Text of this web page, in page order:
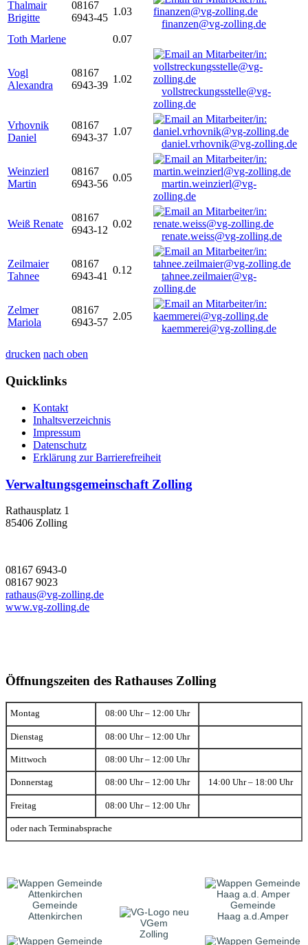
Thalmair
Brigitte
08167
6943-45
1.03
finanzen@vg-zolling.de
Toth Marlene
0.07
Vogl
Alexandra
08167
6943-39
1.02
vollstreckungsstelle@vg-
zolling.de
Vrhovnik
Daniel
08167
6943-37
1.07
daniel.vrhovnik@vg-zolling.de
Weinzierl
Martin
08167
6943-56
0.05
martin.weinzierl@vg-
zolling.de
Weiß Renate
08167
6943-12
0.02
renate.weiss@vg-zolling.de
Zeilmaier
Tahnee
08167
6943-41
0.12
tahnee.zeilmaier@vg-
zolling.de
Zelmer
Mariola
08167
6943-57
2.05
kaemmerei@vg-zolling.de
drucken nach oben
Quicklinks
Kontakt
Inhaltsverzeichnis
Impressum
Datenschutz
Erklärung zur Barrierefreiheit
Verwaltungsgemeinschaft Zolling
Rathausplatz 1
85406 Zolling
08167 6943-0
08167 9023
rathaus@vg-zolling.de
www.vg-zolling.de
Öffnungszeiten des Rathauses Zolling
Montag 08:00 Uhr – 12:00 Uhr
Dienstag 08:00 Uhr – 12:00 Uhr
Mittwoch 08:00 Uhr – 12:00 Uhr
Donnerstag 08:00 Uhr – 12:00 Uhr 14:00 Uhr – 18:00 Uhr
Freitag 08:00 Uhr – 12:00 Uhr
oder nach Terminabsprache
Gemeinde
Attenkirchen
VGem
Zolling
Gemeinde
Haag a.d.Amper